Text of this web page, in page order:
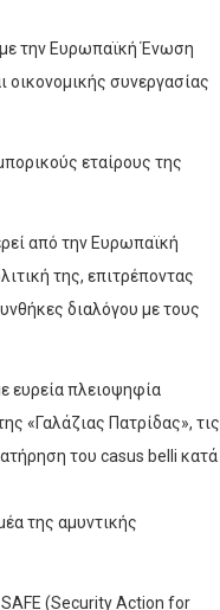
με την Ευρωπαϊκή Ένωση
οικονομικής συνεργασίας
εταίρους της
από την Ευρωπαϊκή
της, επιτρέποντας
διαλόγου με τους
ευρεία πλειοψηφία
«Γαλάζιας Πατρίδας», τις
του casus belli κατά
της αμυντικής
(Security Action for